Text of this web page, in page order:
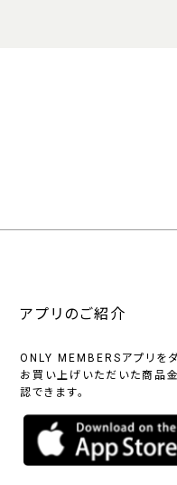
アプリのご紹介
ONLY MEMBERSアプリをダ
お買い上げいただいた商品
認できます。